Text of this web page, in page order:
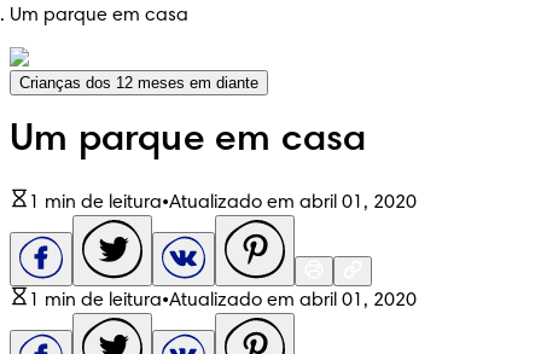
Um parque em casa
Crianças dos 12 meses em diante
Um parque em casa
1 min de leitura•Atualizado em abril 01, 2020
1 min de leitura•Atualizado em abril 01, 2020